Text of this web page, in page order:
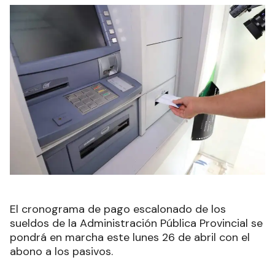
El cronograma de pago escalonado de los
sueldos de la Administración Pública Provincial se
pondrá en marcha este lunes 26 de abril con el
abono a los pasivos.